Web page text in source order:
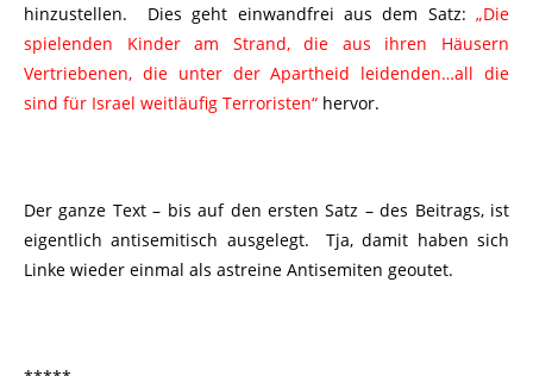
hinzustellen. Dies geht einwandfrei aus dem Satz: „Die
spielenden Kinder am Strand, die aus ihren Häusern
Vertriebenen, die unter der Apartheid leidenden…all die
sind für Israel weitläufig Terroristen“ hervor.
Der ganze Text – bis auf den ersten Satz – des Beitrags, ist
eigentlich antisemitisch ausgelegt. Tja, damit haben sich
Linke wieder einmal als astreine Antisemiten geoutet.